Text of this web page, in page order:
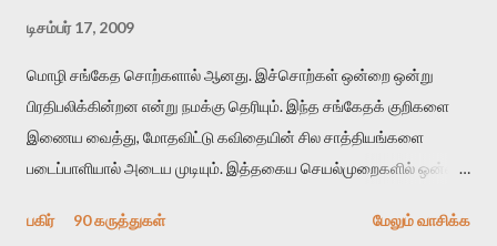
டிசம்பர் 17, 2009
மொழி சங்கேத சொற்களால் ஆனது. இச்சொற்கள் ஒன்றை ஒன்று
பிரதிபலிக்கின்றன என்று நமக்கு தெரியும். இந்த சங்கேதக் குறிகளை
இணைய வைத்து, மோதவிட்டு கவிதையின் சில சாத்தியங்களை
படைப்பாளியால் அடைய முடியும். இத்தகைய செயல்முறைகளில் ஒன்றை
காலத்தில் ஜாலவித்தைக்காரர்கள் வந்து போன பின் அவர்களின்
பகிர் 90 கருத்துகள் மேலும் வாசிக்க